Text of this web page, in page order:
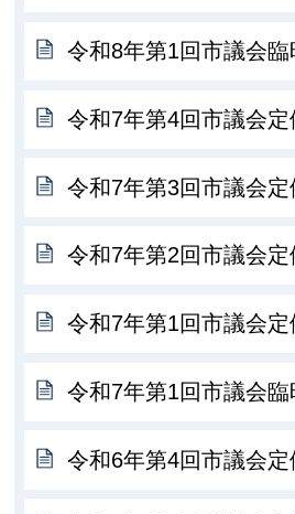
令和8年第1回市議会臨
令和7年第4回市議会定
令和7年第3回市議会定
令和7年第2回市議会定
令和7年第1回市議会定
令和7年第1回市議会臨
令和6年第4回市議会定